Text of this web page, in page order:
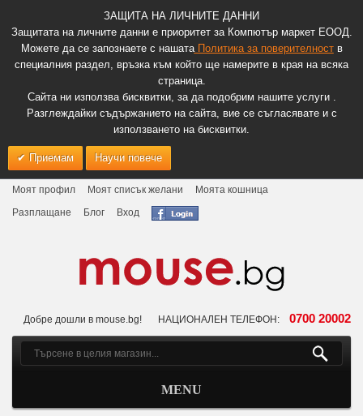
ЗАЩИТА НА ЛИЧНИТЕ ДАННИ
Защитата на личните данни е приоритет за Компютър маркет ЕООД.
Можете да се запознаете с нашатаПолитика за поверителноств
специалния раздел, връзка към който ще намерите в края на всяка
страница.
Сайта ни използва бисквитки, за да подобрим нашите услуги .
Разглеждайки съдържанието на сайта, вие се съгласявате и с
използването на бисквитки.
Приемам Научи повече
Моят профил Моят списък желани
Моята кошница
Разплащане
Блог Вход
Добре дошли в mouse.bg! НАЦИОНАЛЕН ТЕЛЕФОН: 0700 20002
MENU